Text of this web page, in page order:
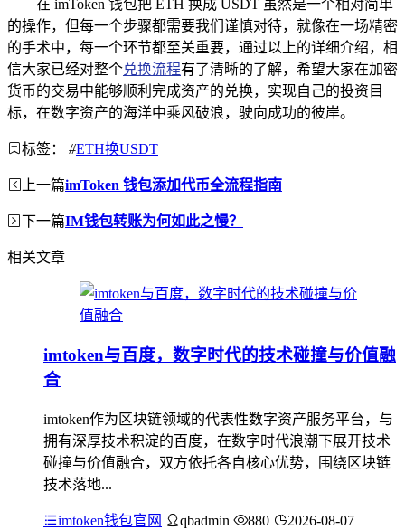
在 imToken 钱包把 ETH 换成 USDT 虽然是一个相对简单
的操作，但每一个步骤都需要我们谨慎对待，就像在一场精密
的手术中，每一个环节都至关重要，通过以上的详细介绍，相
信大家已经对整个兑换流程有了清晰的了解，希望大家在加密
货币的交易中能够顺利完成资产的兑换，实现自己的投资目
标，在数字资产的海洋中乘风破浪，驶向成功的彼岸。
标签： #ETH换USDT
上一篇imToken 钱包添加代币全流程指南
下一篇IM钱包转账为何如此之慢？
相关文章
imtoken与百度，数字时代的技术碰撞与价值融
合
imtoken作为区块链领域的代表性数字资产服务平台，与
拥有深厚技术积淀的百度，在数字时代浪潮下展开技术
碰撞与价值融合，双方依托各自核心优势，围绕区块链
技术落地...
imtoken钱包官网 qbadmin 880 2026-08-07